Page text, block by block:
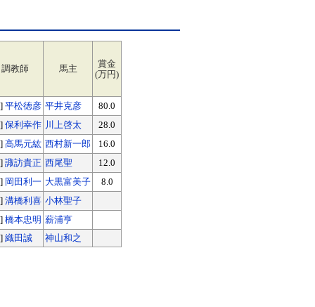
調教師 馬主
賞金
(万円)
平松徳彦 平井克彦
80.0
保利幸作 川上啓太
28.0
高馬元紘 西村新一郎
16.0
諏訪貴正 西尾聖
12.0
岡田利一 大黒富美子
8.0
溝橋利喜 小林聖子
橋本忠明 薪浦亨
織田誠 神山和之